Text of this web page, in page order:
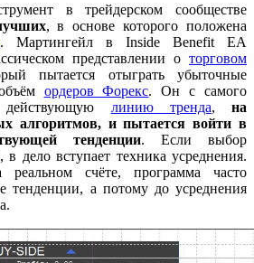
в трейдерском сообществе
, в основе которого положена
. Мартингейл в Inside Benefit EA
представлении о торговом
пытается отыграть убыточные
ордеров Форекс. Он с самого
действующую линию тренда,на
алгоритмов, и пытается войти в
тенденции. Если выбор
в дело вступает техника усреднения.
счёте, программа часто
тенденции, а потому до усреднения